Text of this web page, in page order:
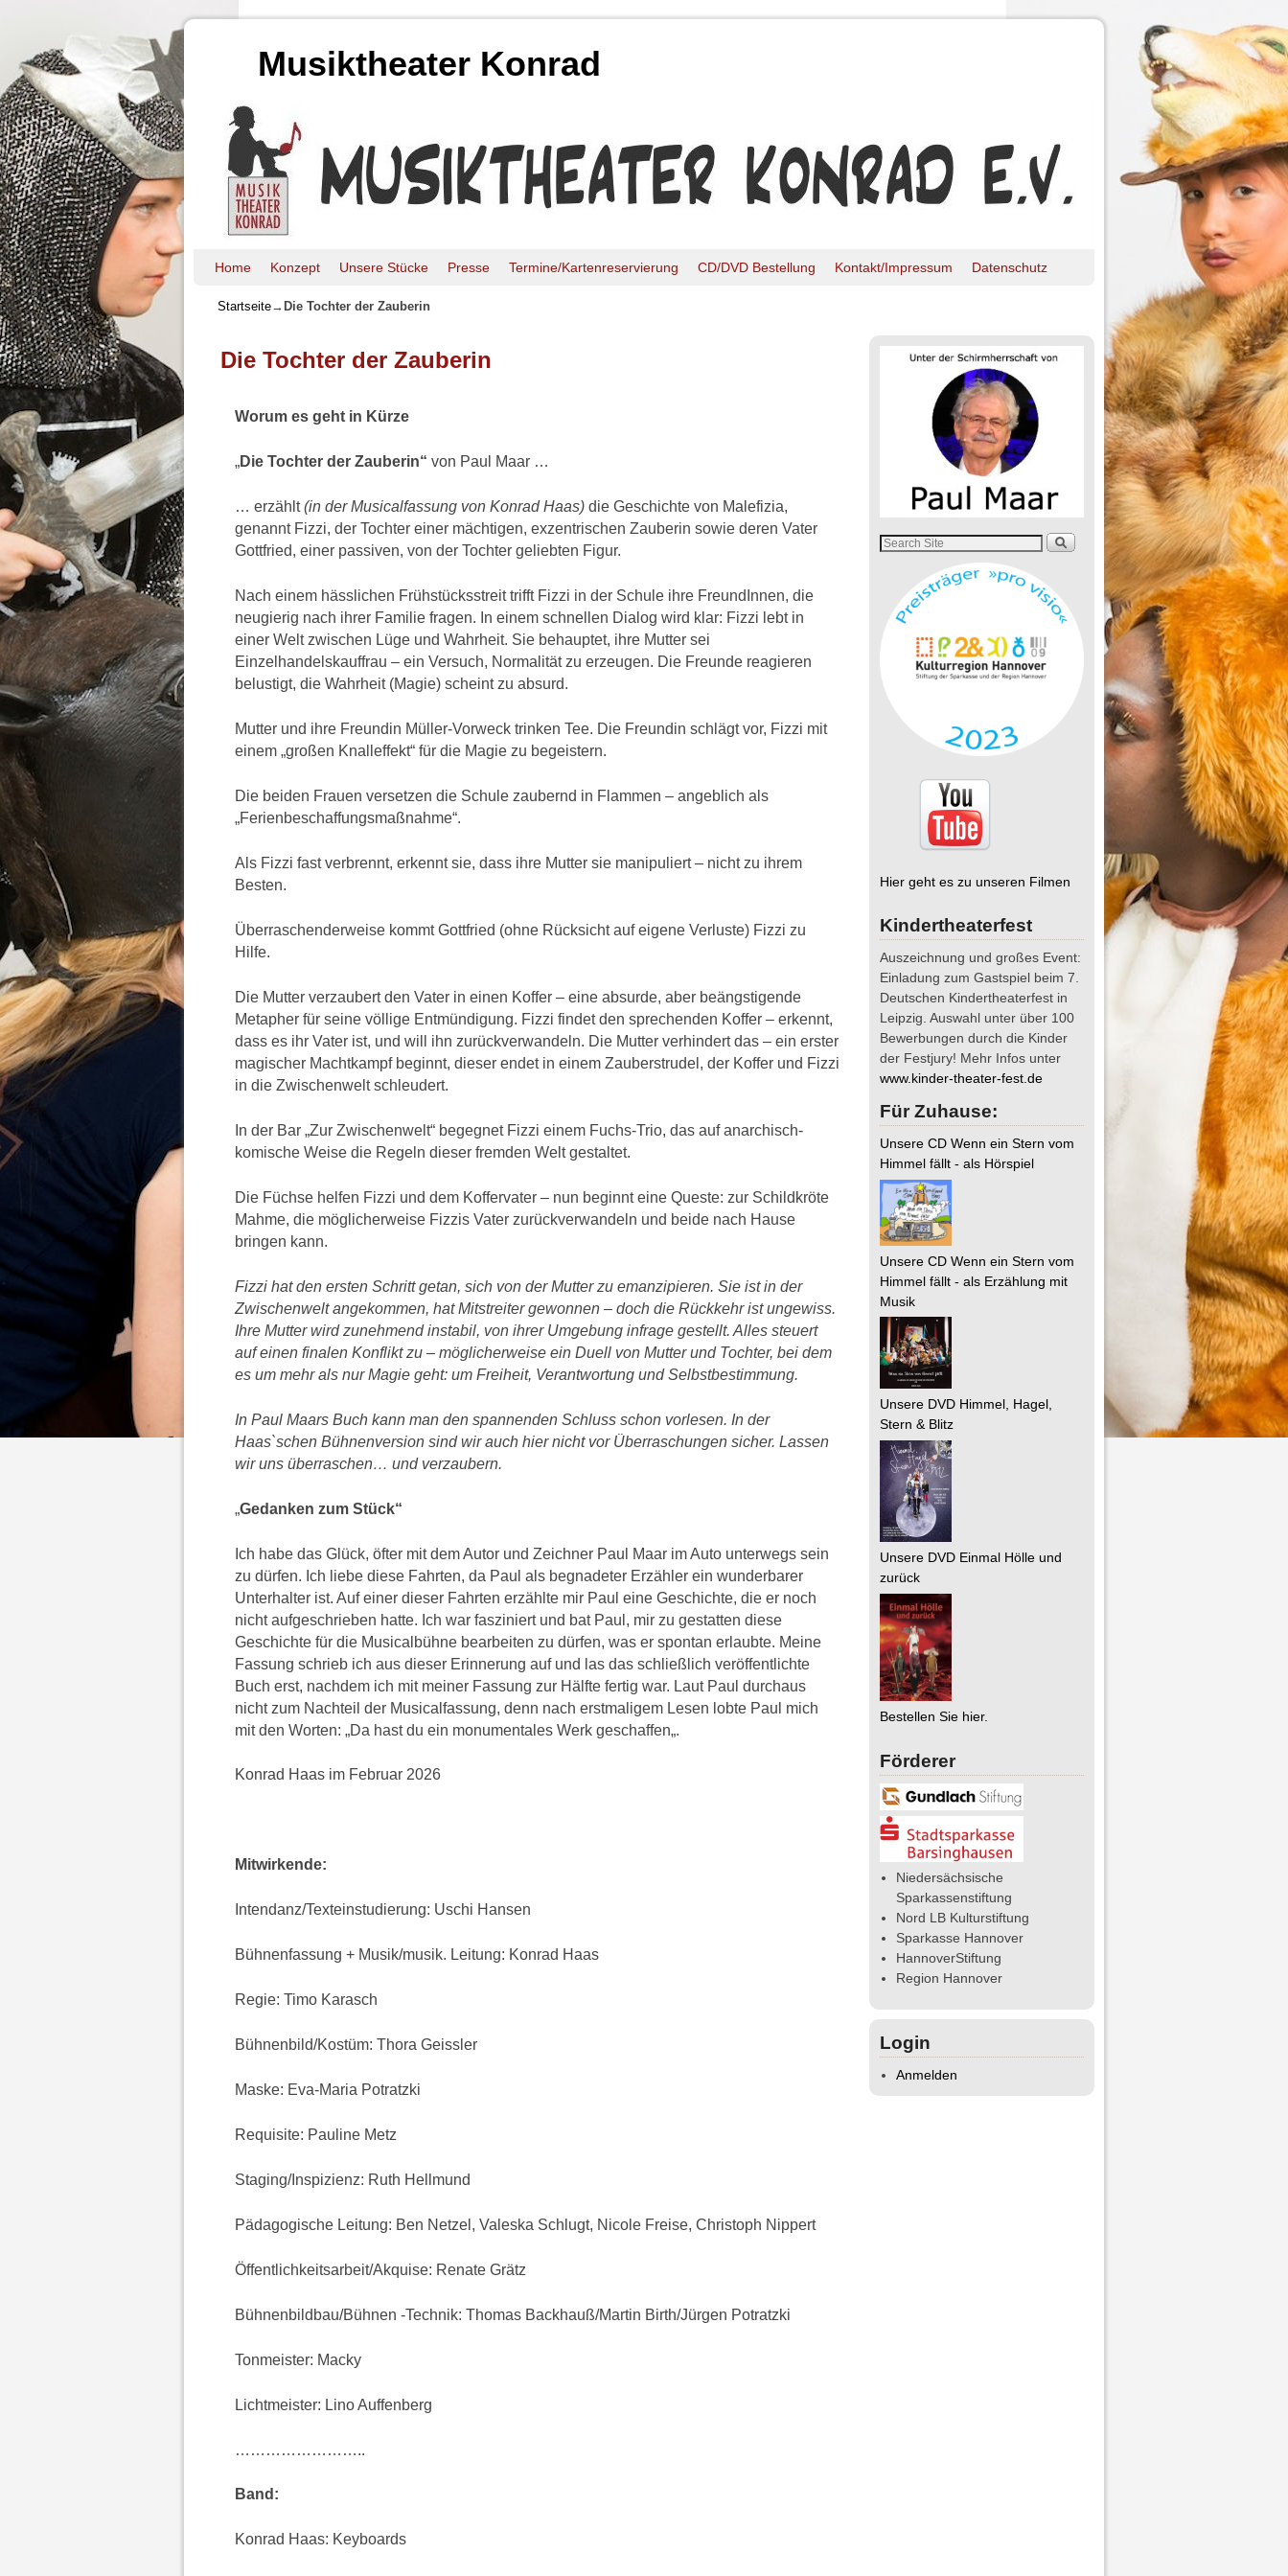
Musiktheater Konrad
Zum Inhalt wechseln
Zum sekundären Inhalt wechseln
Home Konzept Unsere Stücke Presse Termine/Kartenreservierung CD/DVD Bestellung Kontakt/Impressum Datenschutz
Startseite→ Die Tochter der Zauberin
Die Tochter der Zauberin
Worum es geht in Kürze
„Die Tochter der Zauberin“von Paul Maar …
… erzählt(in der Musicalfassung von Konrad Haas)die Geschichte von Malefizia,
genannt Fizzi, der Tochter einer mächtigen, exzentrischen Zauberin sowie deren Vater
Gottfried, einer passiven, von der Tochter geliebten Figur.
Nach einem hässlichen Frühstücksstreit trifft Fizzi in der Schule ihre FreundInnen, die
neugierig nach ihrer Familie fragen. In einem schnellen Dialog wird klar: Fizzi lebt in
einer Welt zwischen Lüge und Wahrheit. Sie behauptet, ihre Mutter sei
Einzelhandelskauffrau – ein Versuch, Normalität zu erzeugen. Die Freunde reagieren
belustigt, die Wahrheit (Magie) scheint zu absurd.
Mutter und ihre Freundin Müller-Vorweck trinken Tee. Die Freundin schlägt vor, Fizzi mit
einem „großen Knalleffekt“ für die Magie zu begeistern.
Die beiden Frauen versetzen die Schule zaubernd in Flammen – angeblich als
„Ferienbeschaffungsmaßnahme“.
Als Fizzi fast verbrennt, erkennt sie, dass ihre Mutter sie manipuliert – nicht zu ihrem
Besten.
Überraschenderweise kommt Gottfried (ohne Rücksicht auf eigene Verluste) Fizzi zu
Hilfe.
Die Mutter verzaubert den Vater in einen Koffer – eine absurde, aber beängstigende
Metapher für seine völlige Entmündigung. Fizzi findet den sprechenden Koffer – erkennt,
dass es ihr Vater ist, und will ihn zurückverwandeln. Die Mutter verhindert das – ein erster
magischer Machtkampf beginnt, dieser endet in einem Zauberstrudel, der Koffer und Fizzi
in die Zwischenwelt schleudert.
In der Bar „Zur Zwischenwelt“ begegnet Fizzi einem Fuchs-Trio, das auf anarchisch-
komische Weise die Regeln dieser fremden Welt gestaltet.
Die Füchse helfen Fizzi und dem Koffervater – nun beginnt eine Queste: zur Schildkröte
Mahme, die möglicherweise Fizzis Vater zurückverwandeln und beide nach Hause
bringen kann.
Fizzi hat den ersten Schritt getan, sich von der Mutter zu emanzipieren. Sie ist in der
Zwischenwelt angekommen, hat Mitstreiter gewonnen – doch die Rückkehr ist ungewiss.
Ihre Mutter wird zunehmend instabil, von ihrer Umgebung infrage gestellt. Alles steuert
auf einen finalen Konflikt zu – möglicherweise ein Duell von Mutter und Tochter, bei dem
es um mehr als nur Magie geht: um Freiheit, Verantwortung und Selbstbestimmung.
In Paul Maars Buch kann man den spannenden Schluss schon vorlesen. In der
Haas`schen Bühnenversion sind wir auch hier nicht vor Überraschungen sicher. Lassen
wir uns überraschen… und verzaubern.
„Gedanken zum Stück“
Ich habe das Glück, öfter mit dem Autor und Zeichner Paul Maar im Auto unterwegs sein
zu dürfen. Ich liebe diese Fahrten, da Paul als begnadeter Erzähler ein wunderbarer
Unterhalter ist. Auf einer dieser Fahrten erzählte mir Paul eine Geschichte, die er noch
nicht aufgeschrieben hatte. Ich war fasziniert und bat Paul, mir zu gestatten diese
Geschichte für die Musicalbühne bearbeiten zu dürfen, was er spontan erlaubte. Meine
Fassung schrieb ich aus dieser Erinnerung auf und las das schließlich veröffentlichte
Buch erst, nachdem ich mit meiner Fassung zur Hälfte fertig war. Laut Paul durchaus
nicht zum Nachteil der Musicalfassung, denn nach erstmaligem Lesen lobte Paul mich
mit den Worten: „Da hast du ein monumentales Werk geschaffen„.
Konrad Haas im Februar 2026
Mitwirkende:
Intendanz/Texteinstudierung: Uschi Hansen
Bühnenfassung + Musik/musik. Leitung: Konrad Haas
Regie: Timo Karasch
Bühnenbild/Kostüm: Thora Geissler
Maske: Eva-Maria Potratzki
Requisite: Pauline Metz
Staging/Inspizienz: Ruth Hellmund
Pädagogische Leitung: Ben Netzel, Valeska Schlugt, Nicole Freise, Christoph Nippert
Öffentlichkeitsarbeit/Akquise: Renate Grätz
Bühnenbildbau/Bühnen -Technik: Thomas Backhauß/Martin Birth/Jürgen Potratzki
Tonmeister: Macky
Lichtmeister: Lino Auffenberg
……………………..
Band:
Konrad Haas: Keyboards
Hier geht es zu unseren Filmen
Kindertheaterfest
Auszeichnung und großes Event:
Einladung zum Gastspiel beim 7.
Deutschen Kindertheaterfest in
Leipzig. Auswahl unter über 100
Bewerbungen durch die Kinder
der Festjury! Mehr Infos unter
www.kinder-theater-fest.de
Für Zuhause:
Unsere CD Wenn ein Stern vom
Himmel fällt - als Hörspiel
Unsere CD Wenn ein Stern vom
Himmel fällt - als Erzählung mit
Musik
Unsere DVD Himmel, Hagel,
Stern & Blitz
Unsere DVD Einmal Hölle und
zurück
Bestellen Sie hier.
Förderer
Niedersächsische
Sparkassenstiftung
Nord LB Kulturstiftung
Sparkasse Hannover
HannoverStiftung
Region Hannover
Login
Anmelden